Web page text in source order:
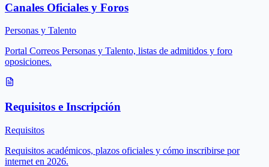
Canales Oficiales y Foros
Personas y Talento
Portal Correos Personas y Talento, listas de admitidos y foro
oposiciones.
Requisitos e Inscripción
Requisitos
Requisitos académicos, plazos oficiales y cómo inscribirse por
internet en 2026.